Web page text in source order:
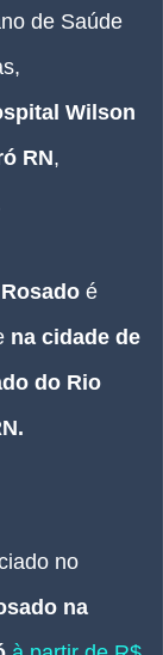
de Saúde
Wilson
RN,
é
na cidade de
do Rio
no
na